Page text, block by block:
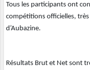
Tous les participants ont
compétitions officielles,
d’Aubazine.
Résultats Brut et Net sont